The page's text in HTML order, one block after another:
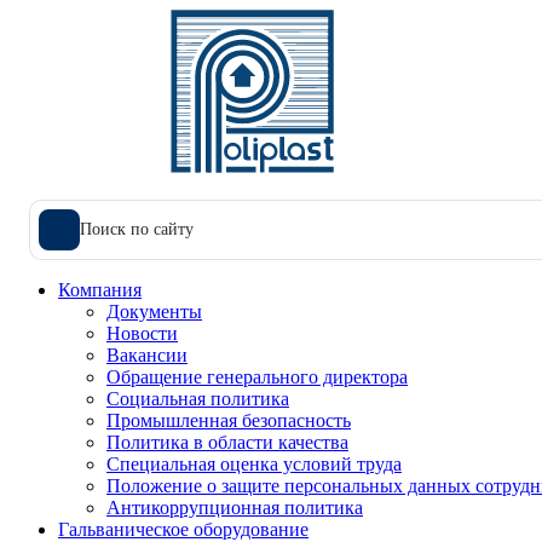
Поиск по сайту
Компания
Документы
Новости
Вакансии
Обращение генерального директора
Социальная политика
Промышленная безопасность
Политика в области качества
Специальная оценка условий труда
Положение о защите персональных данных
Антикоррупционная политика
Гальваническое оборудование